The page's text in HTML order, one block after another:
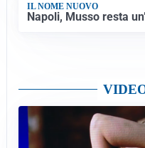
IL NOME NUOVO
Napoli, Musso resta